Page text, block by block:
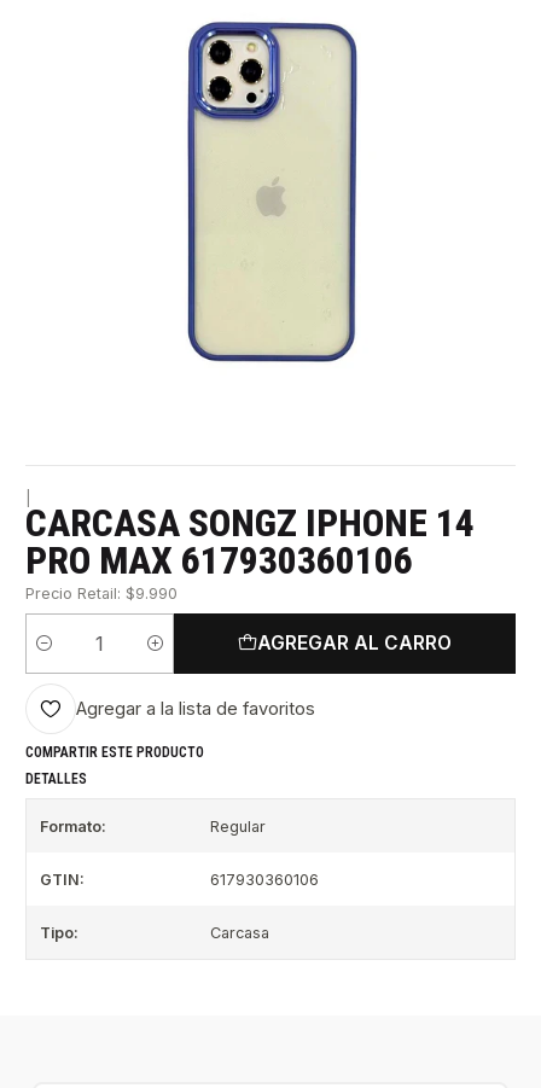
CARCASA SONGZ IPHONE 14
PRO MAX 617930360106
Precio Retail: $9.990
Cantidad
AGREGAR AL CARRO
Agregar a la lista de favoritos
COMPARTIR ESTE PRODUCTO
DETALLES
Formato: Regular
GTIN: 617930360106
Tipo: Carcasa